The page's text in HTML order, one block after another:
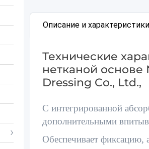
Описание и характеристики
Технические
нетканой основе
Dressing Co., Ltd.,
С интегрированной
дополнительными
Обеспечивает фиксацию,